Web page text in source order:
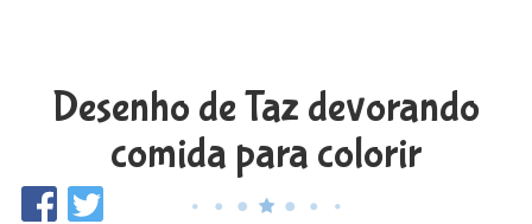
Desenho de Taz devorando
comida para colorir